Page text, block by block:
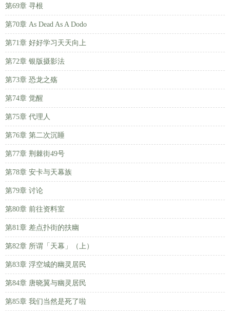
第69章 寻根
第70章 As Dead As A Dodo
第71章 好好学习天天向上
第72章 银版摄影法
第73章 恐龙之殇
第74章 觉醒
第75章 代理人
第76章 第二次沉睡
第77章 荆棘街49号
第78章 安卡与天幕族
第79章 讨论
第80章 前往资料室
第81章 差点扑街的扶幽
第82章 所谓「天幕」（上）
第83章 浮空城的幽灵居民
第84章 唐晓翼与幽灵居民
第85章 我们当然是死了啦